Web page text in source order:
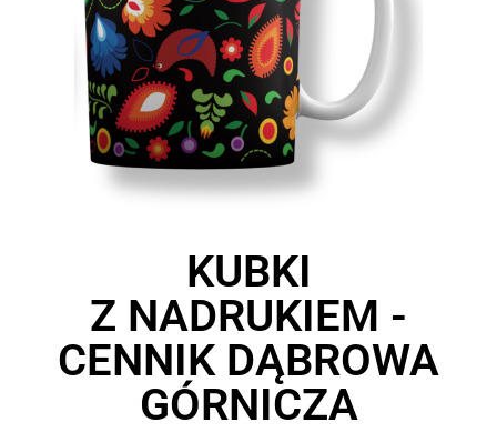
KUBKI
Z NADRUKIEM -
CENNIK DĄBROWA
GÓRNICZA